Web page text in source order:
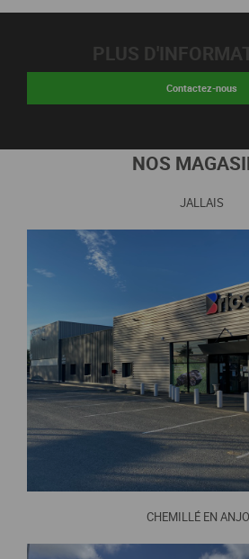
PLUS
Contactez-nous
NOS
JALLAIS
CHEMILLÉ EN